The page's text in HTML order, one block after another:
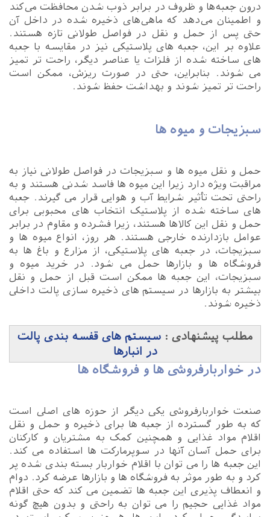
درون جعبه‌ها و ظروف در برابر ذوب شدن محافظت می‌کند
و اطمینان می‌دهد که ماهی‌های ذخیره شده در داخل آن
حتی پس از حمل و نقل در فواصل طولانی تازه هستند.
علاوه بر این، جعبه های پلاستیکی نیز در مقایسه با جعبه
های ساخته شده از فلزات یا عناصر دیگر، راحت تر تمیز
می شوند. بنابراین، حتی در صورت ریزش، ممکن است
راحت تر تمیز شوند و بهداشت حفظ شوند.
سبزیجات و میوه ها
حمل و نقل میوه ها و سبزیجات در فواصل طولانی نیاز به
مراقبت ویژه دارد زیرا این میوه ها فاسد شدنی هستند و به
راحتی تحت تأثیر شرایط آب و هوایی قرار می گیرند. جعبه
های ساخته شده از پلاستیک انتخاب های محبوبی برای
حمل و نقل این کالاها هستند، زیرا فشرده و مقاوم در برابر
عوامل بازدارنده خارجی هستند. هر روز، انواع میوه ها و
سبزیجات، در جعبه های پلاستیکی، از مزارع و باغ ها به
فروشگاه ها و بازارها حمل می شود. در خرید میوه و
سبزیجات، این جعبه ها ممکن است قبل از حمل و نقل
بیشتر به بازارها در سیستم های ذخیره سازی پالت داخلی
ذخیره شوند.
مطلب پیشنهادی : سیستم های قفسه بندی پالت
در انبارها
در خواربارفروشی ها و فروشگاه ها
صنعت خواربارفروشی یکی دیگر از حوزه های اصلی است
که به طور گسترده از جعبه ها برای ذخیره و حمل و نقل
اقلام مواد غذایی و همچنین کمک به مشتریان و کارکنان
برای حمل آسان آنها در سوپرمارکت ها استفاده می کند.
این جعبه ها را می توان با اقلام خواربار بسته بندی شده پر
کرد و به طور موثر به فروشگاه ها و بازارها عرضه کرد. دوام
و انعطاف پذیری این جعبه ها تضمین می کند که حتی اقلام
مواد غذایی حجیم را می توان به راحتی و بدون هیچ گونه